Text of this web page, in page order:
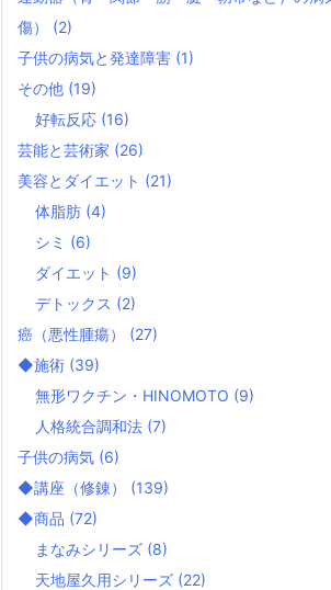
傷） (2)
子供の病気と発達障害 (1)
その他 (19)
好転反応 (16)
芸能と芸術家 (26)
美容とダイエット (21)
体脂肪 (4)
シミ (6)
ダイエット (9)
デトックス (2)
癌（悪性腫瘍） (27)
◆施術 (39)
無形ワクチン・HINOMOTO (9)
人格統合調和法 (7)
子供の病気 (6)
◆講座（修錬） (139)
◆商品 (72)
まなみシリーズ (8)
天地屋久用シリーズ (22)